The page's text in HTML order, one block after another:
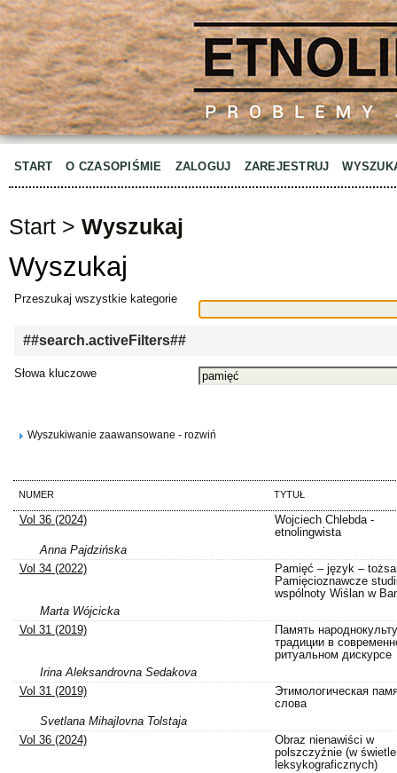
START O CZASOPIŚMIE ZALOGUJ ZAREJESTRUJ
Start > Wyszukaj
Wyszukaj
Przeszukaj wszystkie kategorie
##search.activeFilters##
Słowa kluczowe
Wyszukiwanie zaawansowane - rozwiń
NUMER TYTUŁ
Vol 36 (2024)
Wojciech Chlebda -
etnolingwista
Anna Pajdzińska
Vol 34 (2022)
Pamięć – język –
Pamięcioznawcze
wspólnoty Wiślan w
Marta Wójcicka
Vol 31 (2019)
Память
традиции в
ритуальном дискурсе
Irina Aleksandrovna Sedakova
Vol 31 (2019)
Этимологическая
слова
Svetlana Mihajlovna Tolstaja
Vol 36 (2024)
Obraz nienawiści w
polszczyźnie (w
leksykograficznych)